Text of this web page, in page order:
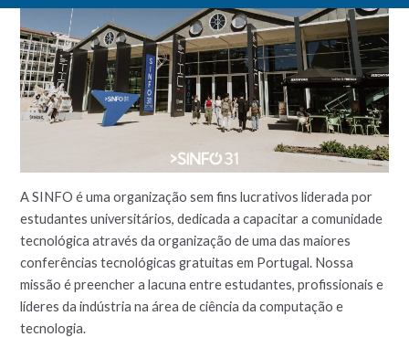
A SINFO é uma organização sem fins lucrativos liderada por
estudantes universitários, dedicada a capacitar a comunidade
tecnológica através da organização de uma das maiores
conferências tecnológicas gratuitas em Portugal. Nossa
missão é preencher a lacuna entre estudantes, profissionais e
líderes da indústria na área de ciência da computação e
tecnologia.